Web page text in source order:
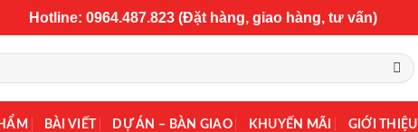
Hotline: 0964.487.823 (Đặt hàng, giao hàng, tư vấn)
BÀI VIẾT DỰ ÁN – BÀN GIAO KHUYẾN MÃI GIỚI THIỆU